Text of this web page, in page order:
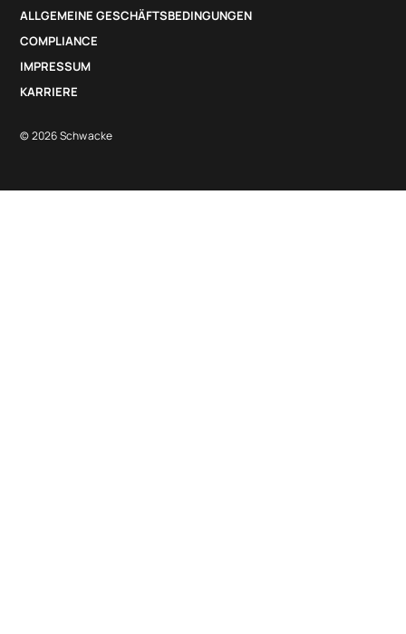
ALLGEMEINE GESCHÄFTSBEDINGUNGEN
COMPLIANCE
IMPRESSUM
KARRIERE
© 2026 Schwacke